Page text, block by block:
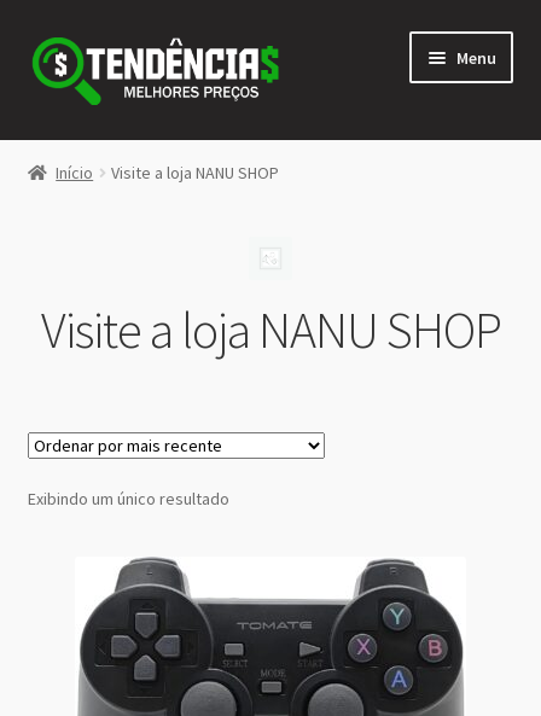
Pular
para
navegação
Pular
para
conteúdo
Menu
LOJA
Início Visite a loja NANU SHOP
Visite a loja NANU SHOP
Exibindo um único resultado